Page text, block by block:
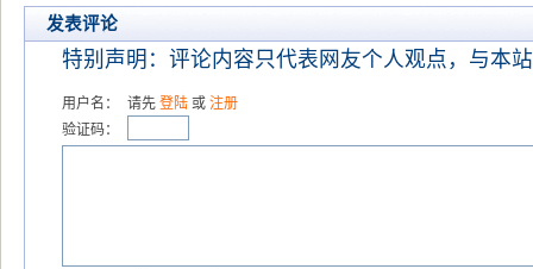
发表评论
特别声明：评论内容只代表网友个人观点，与本
用户名： 请先 登陆或 注册
验证码：